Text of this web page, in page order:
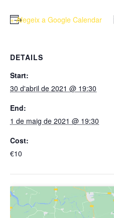
+ Afegeix a Google Calendar
DETAILS
Start:
30 d'abril de 2021 @ 19:30
End:
1 de maig de 2021 @ 19:30
Cost:
€10